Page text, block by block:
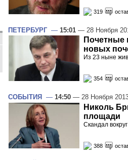
319
ПЕТЕРБУРГ — 15:01 — 28 Ноября
Почетные
новых
Из 23 ныне
354
СОБЫТИЯ — 14:50 — 28 Ноября
Николь
площади
Скандал
388